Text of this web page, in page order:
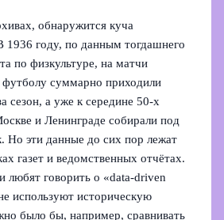
обнаружится куча
году, по данным тогдашнего
по физкультуре, на матчи
суммарно приходили
сезон, а уже к середине 50‑х
и Ленинграде собирали под
Но эти данные до сих пор лежат
газет и ведомственных отчётах.
любят говорить о «data‑driven
используют историческую
было бы, например, сравнивать